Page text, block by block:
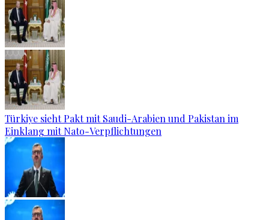
Türkiye sieht Pakt mit Saudi-Arabien und Pakistan im
Einklang mit Nato-Verpflichtungen